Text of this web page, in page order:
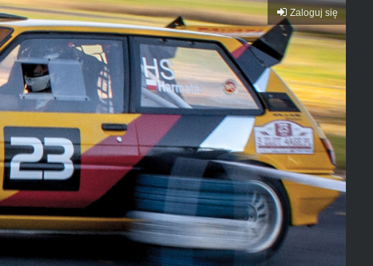
Zaloguj się